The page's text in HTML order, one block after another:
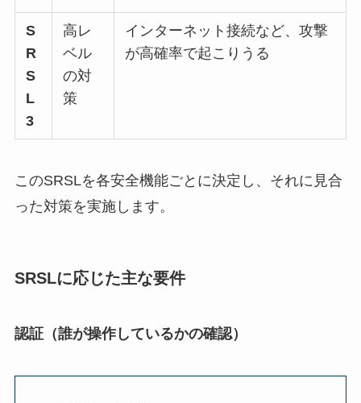
S
R
S
L
3
高レ
ベル
の対
策
インターネット接続など、攻撃
が高確率で起こりうる
このSRSLを各安全機能ごとに決定し、それに見合
った対策を実施します。
SRSLに応じた主な要件
認証（誰が操作しているかの確認）